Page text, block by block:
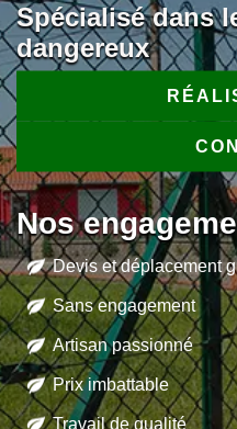
Spécialisé dans
dangereux
Nos
Devis et déplacement
Sans engagement
Artisan passionné
Prix imbattable
Travail de qualité